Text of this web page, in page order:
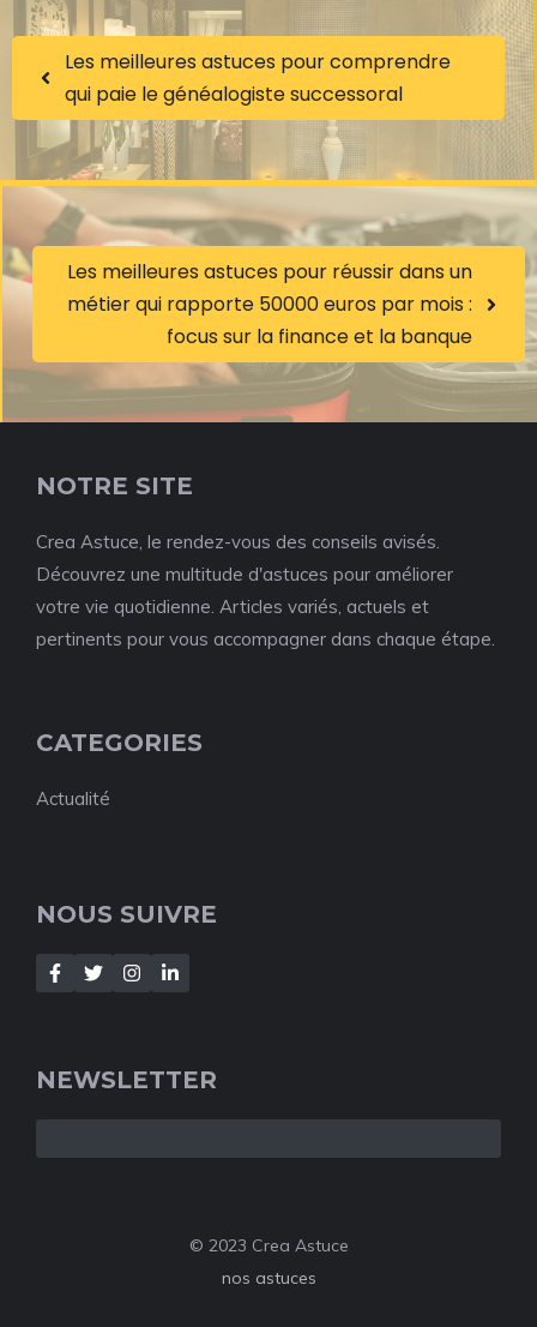
Les meilleures astuces pour comprendre
qui paie le généalogiste successoral
Les meilleures astuces pour réussir dans un
métier qui rapporte 50000 euros par mois :
focus sur la finance et la banque
NOTRE SITE
Crea Astuce, le rendez-vous des conseils avisés.
Découvrez une multitude d'astuces pour améliorer
votre vie quotidienne. Articles variés, actuels et
pertinents pour vous accompagner dans chaque étape.
CATEGORIES
Actualité
NOUS SUIVRE
NEWSLETTER
© 2023 Crea Astuce
nos astuces